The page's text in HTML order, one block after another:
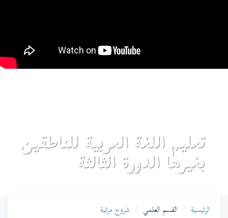
تعليم اللغة العربية للناطقين
بغيرها الدورة الثالثة
الرئيسية القسم العلمي شروح مرئية